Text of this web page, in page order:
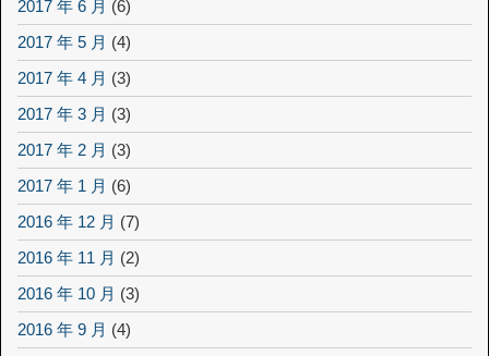
2017 年 6 月 (6)
2017 年 5 月 (4)
2017 年 4 月 (3)
2017 年 3 月 (3)
2017 年 2 月 (3)
2017 年 1 月 (6)
2016 年 12 月 (7)
2016 年 11 月 (2)
2016 年 10 月 (3)
2016 年 9 月 (4)